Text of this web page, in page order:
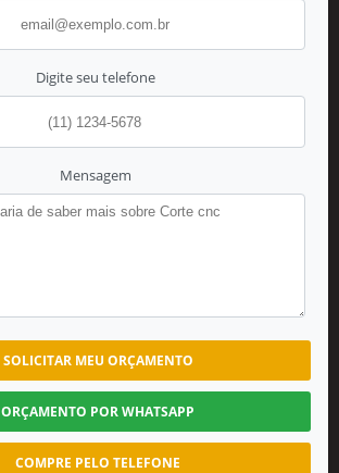
Digite seu telefone
Mensagem
SOLICITAR MEU ORÇAMENTO
ORÇAMENTO POR WHATSAPP
COMPRE PELO TELEFONE